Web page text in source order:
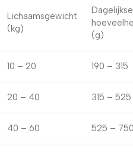
Lichaamsgewicht
(kg)
Dagelijkse
(g)
10 – 20 190 – 315
20 – 40 315 – 525
40 – 60 525 –